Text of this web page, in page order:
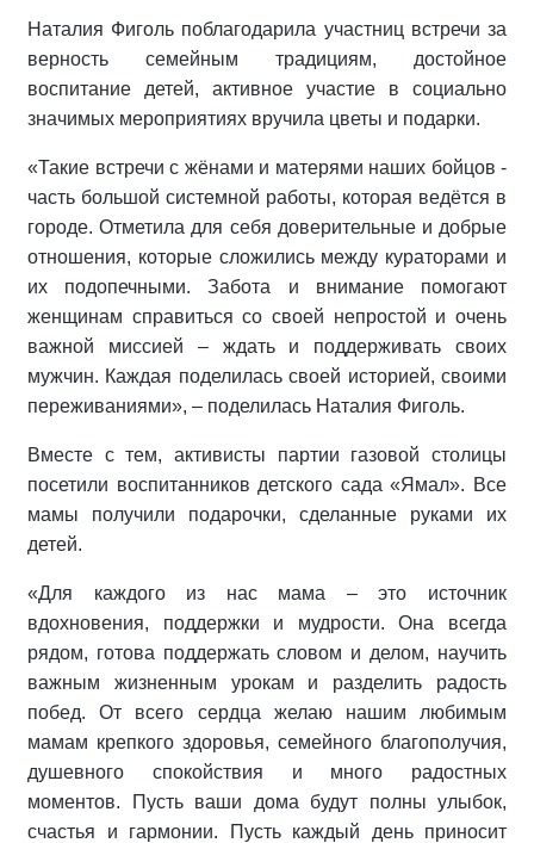
Наталия Фиголь поблагодарила участниц встречи за
верность семейным традициям, достойное
воспитание детей, активное участие в социально
значимых мероприятиях вручила цветы и подарки.
«Такие встречи с жёнами и матерями наших бойцов -
часть большой системной работы, которая ведётся в
городе. Отметила для себя доверительные и добрые
отношения, которые сложились между кураторами и
их подопечными. Забота и внимание помогают
женщинам справиться со своей непростой и очень
важной миссией – ждать и поддерживать своих
мужчин. Каждая поделилась своей историей, своими
переживаниями», – поделилась Наталия Фиголь.
Вместе с тем, активисты партии газовой столицы
посетили воспитанников детского сада «Ямал». Все
мамы получили подарочки, сделанные руками их
детей.
«Для каждого из нас мама – это источник
вдохновения, поддержки и мудрости. Она всегда
рядом, готова поддержать словом и делом, научить
важным жизненным урокам и разделить радость
побед. От всего сердца желаю нашим любимым
мамам крепкого здоровья, семейного благополучия,
душевного спокойствия и много радостных
моментов. Пусть ваши дома будут полны улыбок,
счастья и гармонии. Пусть каждый день приносит